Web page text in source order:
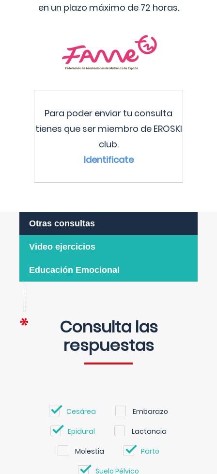
en un plazo máximo de 72 horas.
Para poder enviar tu consulta
tienes que ser miembro de EROSKI
club.
Identificate
Otras consultas
Video ejercicios
Educación Emocional
Consulta las
respuestas
Cesárea Embarazo
Epidural Lactancia
Molestia Parto
Suelo Pélvico